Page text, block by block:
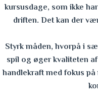
kursusdage, som ikke
driften. Det kan der
Styrk måden, hvorpå i
spil og øger kvaliteten
handlekraft med fokus